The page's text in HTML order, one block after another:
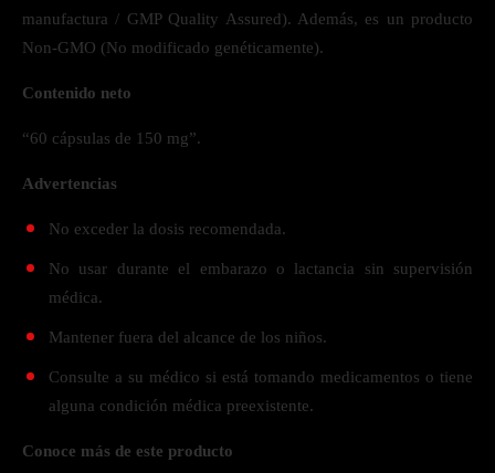
manufactura / GMP Quality Assured). Además, es un producto
Non-GMO (No modificado genéticamente).
Contenido neto
“60 cápsulas de 150 mg”.
Advertencias
No exceder la dosis recomendada.
No usar durante el embarazo o lactancia sin supervisión
médica.
Mantener fuera del alcance de los niños.
Consulte a su médico si está tomando medicamentos o tiene
alguna condición médica preexistente.
Conoce más de este producto